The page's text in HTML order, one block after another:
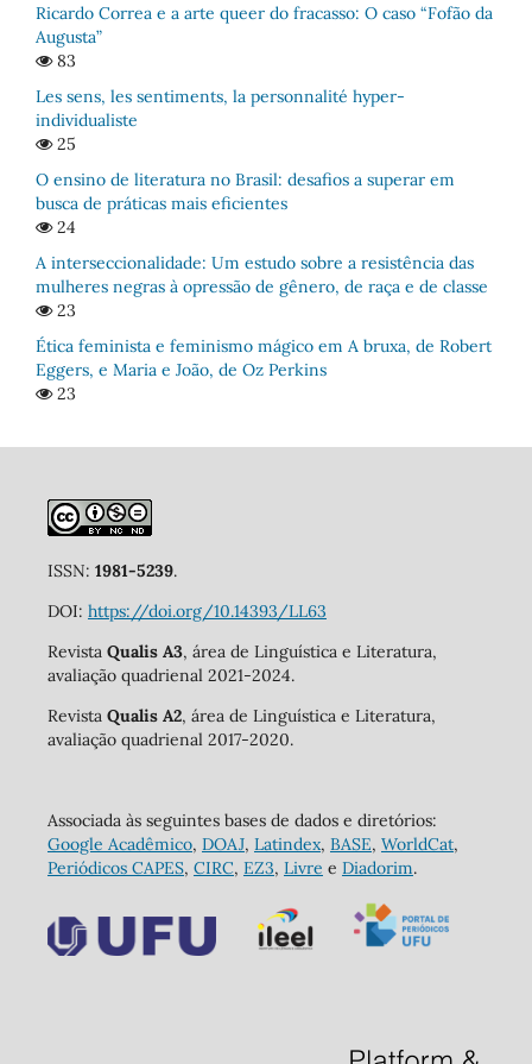
Ricardo Correa e a arte queer do fracasso: O caso “Fofão da
Augusta”
83
Les sens, les sentiments, la personnalité hyper-
individualiste
25
O ensino de literatura no Brasil: desafios a superar em
busca de práticas mais eficientes
24
A interseccionalidade: Um estudo sobre a resistência das
mulheres negras à opressão de gênero, de raça e de classe
23
Ética feminista e feminismo mágico em A bruxa, de Robert
Eggers, e Maria e João, de Oz Perkins
23
ISSN: 1981-5239.
DOI: https://doi.org/10.14393/LL63
Revista Qualis A3, área de Linguística e Literatura,
avaliação quadrienal 2021-2024.
Revista Qualis A2, área de Linguística e Literatura,
avaliação quadrienal 2017-2020.
Associada às seguintes bases de dados e diretórios:
Google Acadêmico, DOAJ, Latindex, BASE, WorldCat,
Periódicos CAPES, CIRC, EZ3, Livre e Diadorim.